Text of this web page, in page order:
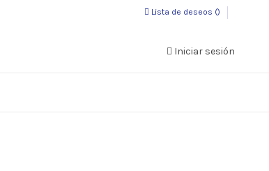
Lista de deseos ()
Iniciar sesión